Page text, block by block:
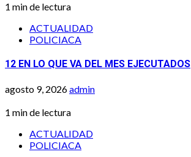
1 min de lectura
ACTUALIDAD
POLICIACA
12 EN LO QUE VA DEL MES EJECUTADOS
agosto 9, 2026admin
1 min de lectura
ACTUALIDAD
POLICIACA